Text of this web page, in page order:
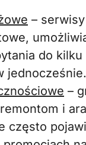
–
do kilku
jednocześnie.
–
i
często